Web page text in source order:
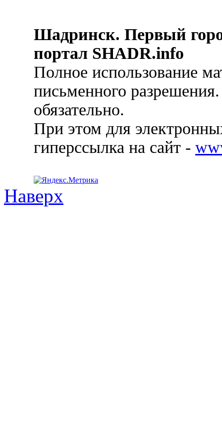
Шадринск. Первый
портал SHADR.info
Полное использование
письменного
обязательно.
При этом для
гиперссылка на сайт -
Наверх